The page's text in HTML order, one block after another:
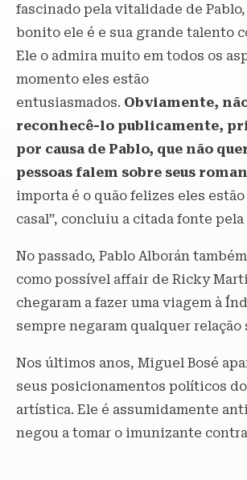
fascinado pela vitalidade de
bonito ele é e sua grande talento
Ele o admira muito em todos os
momento eles estão
entusiasmados. Obviamente,
reconhecê-lo publicamente,
por causa de Pablo, que não
pessoas falem sobre seus
importa é o quão felizes eles estão
casal”, concluiu a citada fonte pela
No passado, Pablo Alborán
como possível affair de Ricky
chegaram a fazer uma viagem à
sempre negaram qualquer
Nos últimos anos, Miguel Bosé
seus posicionamentos políticos
artística. Ele é assumidamente
negou a tomar o imunizante